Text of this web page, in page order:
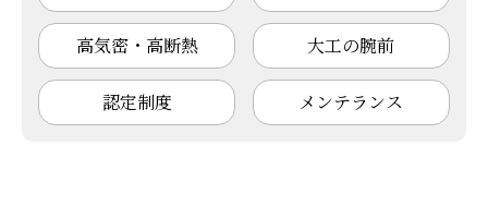
高気密・高断熱 大工の腕前
認定制度 メンテランス